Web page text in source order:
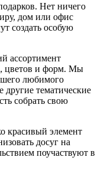
Нет ничего
дом или офис
создать особую
ассортимент
цветов и форм. Мы
любимого
тематические
собрать свою
красивый элемент
досуг на
поучаствуют в